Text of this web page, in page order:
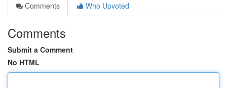
Comments
Who Upvoted
Comments
Submit a Comment
No HTML